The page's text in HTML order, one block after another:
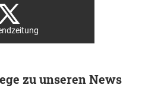
zu unseren News